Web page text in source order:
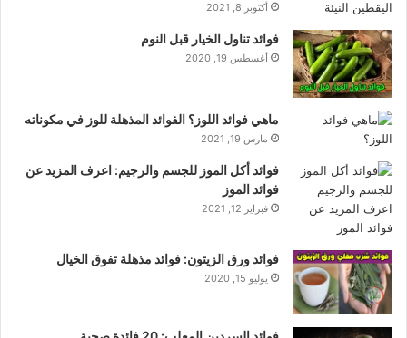
أكتوبر 8, 2021
فوائد تناول الخيار قبل النوم
أغسطس 19, 2020
ماهي فوائد اللوز؟ الفوائد المذهلة للوز في مكوناته
مارس 19, 2021
فوائد أكل الموز للجسم والرجيم: اعرف المزيد عن
فوائد الموز
فبراير 12, 2021
فوائد ورق الزيتون: فوائد مذهلة تفوق الخيال
يوليو 15, 2020